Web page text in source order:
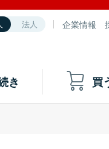
法人 企業情報
き 買